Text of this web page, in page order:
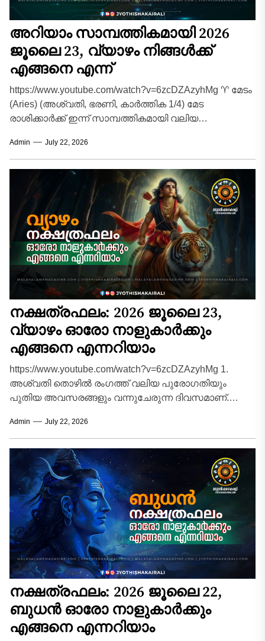
അറിയാം സാമ്പത്തികമായി 2026
ജൂലൈ 23, വ്യാഴം നിങ്ങൾക്ക്
എങ്ങനെ എന്ന്
https://www.youtube.com/watch?v=6zcDZAzyhMg ♈ മേടം
(Aries) (അശ്വതി, ഭരണി, കാർത്തിക 1/4) മേട
രാശിക്കാർക്ക് ഇന്ന് സാമ്പത്തികമായി വലിയ
നിക്ഷേപങ്ങളിൽ നിന്നോ കുടിശ്ശികയായി...
Admin July 22, 2026
നക്ഷത്രഫലം: 2026 ജൂലൈ 23,
വ്യാഴം ഓരോ നാളുകാർക്കും
എങ്ങനെ എന്നറിയാം
https://www.youtube.com/watch?v=6zcDZAzyhMg 1.
അശ്വതി തൊഴിൽ രംഗത്ത് വലിയ പുരോഗതിയും
പുതിയ അവസരങ്ങളും വന്നുചേരുന്ന ദിവസമാണ്.
പ്രത്യേക പ്രശംസയും പിന്തുണയും പ്രതീക്ഷിക്കാം.
നിർത്തിവെച്ച...
Admin July 22, 2026
നക്ഷത്രഫലം: 2026 ജൂലൈ 22,
ബുധൻ ഓരോ നാളുകാർക്കും
എങ്ങനെ എന്നറിയാം